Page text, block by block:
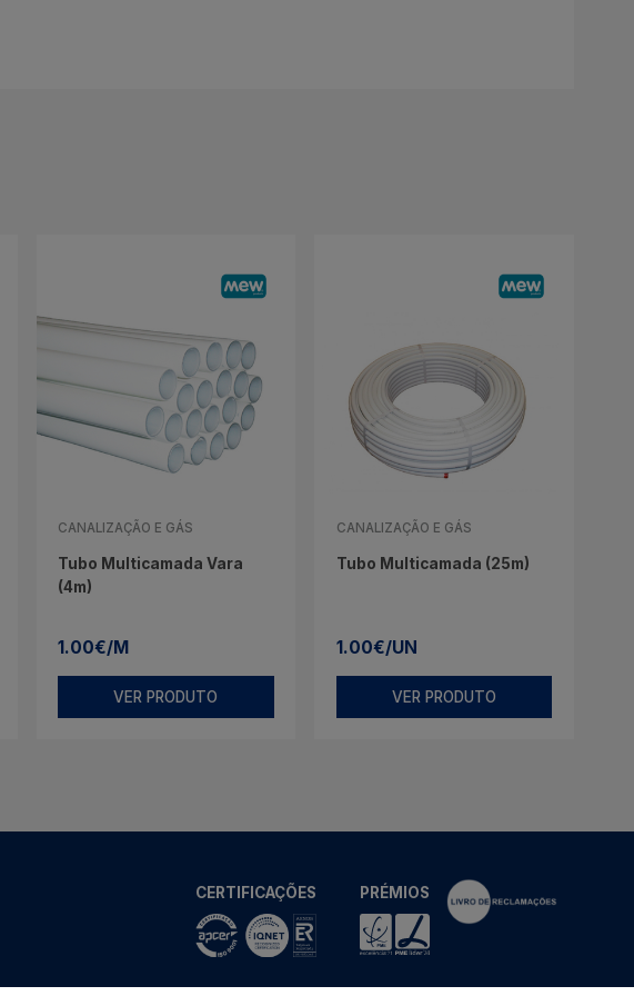
CANALIZAÇÃO E GÁS
Tubo Multicamada Vara
(4m)
1.00€/M
VER PRODUTO
CANALIZAÇÃO E GÁS
Tubo Multicamada (25m)
1.00€/UN
VER PRODUTO
CERTIFICAÇÕES PRÉMIOS